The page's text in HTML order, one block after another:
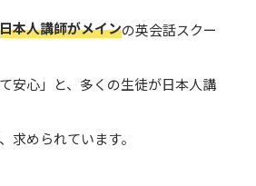
日本人講師がメインの英会話スクー
安心」と、多くの生徒が日本人講
求められています。